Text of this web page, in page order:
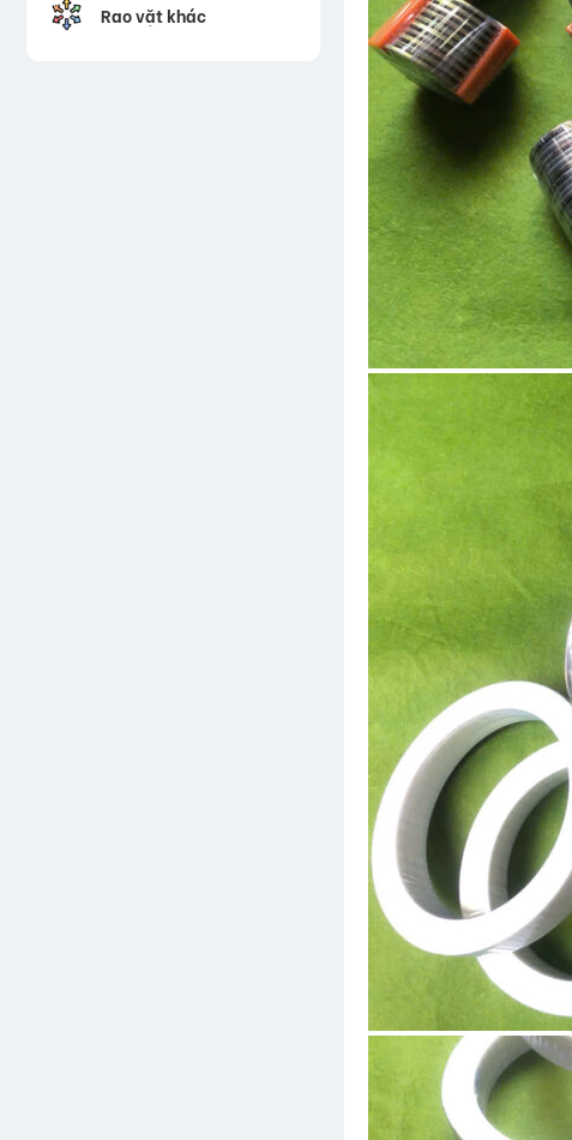
Rao vặt khác